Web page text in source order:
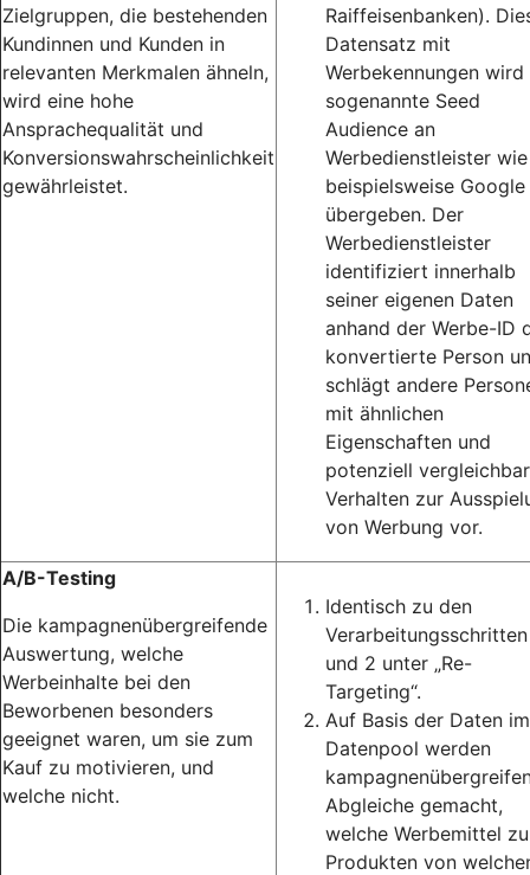
Zielgruppen, die bestehenden
Kundinnen und Kunden in
relevanten Merkmalen ähneln,
wird eine hohe
Ansprachequalität und
Konversionswahrscheinlichkeit
gewährleistet.
Raiffeisenbanken).
Datensatz mit
Werbekennungen wird
sogenannte Seed
Audience an
Werbedienstleister wie
beispielsweise Google
übergeben. Der
Werbedienstleister
identifiziert innerhalb
seiner eigenen Daten
anhand der Werbe-ID
konvertierte Person
schlägt andere
mit ähnlichen
Eigenschaften und
potenziell
Verhalten zur
von Werbung vor.
A/B-Testing
Die kampagnenübergreifende
Auswertung, welche
Werbeinhalte bei den
Beworbenen besonders
geeignet waren, um sie zum
Kauf zu motivieren, und
welche nicht.
Identisch zu den
Verarbeitungsschritten
und 2 unter „Re-
Targeting“.
Auf Basis der Daten im
Datenpool werden
Abgleiche gemacht,
welche Werbemittel zu
Produkten von